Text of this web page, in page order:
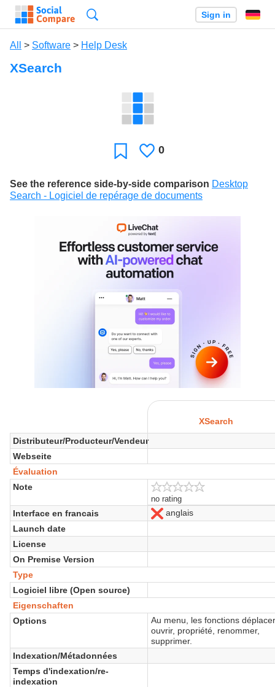
Sign in
All > Software > Help Desk
XSearch
FavoriteLikes
0
See the reference side-by-side comparison Desktop
Search - Logiciel de repérage de documents
XSearch
Distributeur/Producteur/Vendeur
Webseite
Évaluation
Note
no rating
Interface en francais Nein
anglais
Launch date
License
On Premise Version
Type
Logiciel libre (Open source)
Eigenschaften
Options
Au menu, les fonctions
ouvrir, propriété, renommer,
supprimer.
Indexation/Métadonnées
Temps d'indexation/re-
indexation